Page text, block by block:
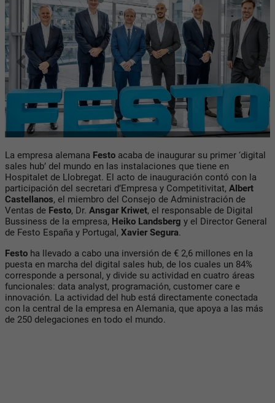
La empresa alemana Festo acaba de inaugurar su primer ‘digital
sales hub’ del mundo en las instalaciones que tiene en
Hospitalet de Llobregat. El acto de inauguración contó con la
participación del secretari d’Empresa y Competitivitat, Albert
Castellanos, el miembro del Consejo de Administración de
Ventas de Festo, Dr. Ansgar Kriwet, el responsable de Digital
Bussiness de la empresa, Heiko Landsberg y el Director General
de Festo España y Portugal, Xavier Segura.
Festo ha llevado a cabo una inversión de € 2,6 millones en la
puesta en marcha del digital sales hub, de los cuales un 84%
corresponde a personal, y divide su actividad en cuatro áreas
funcionales: data analyst, programación, customer care e
innovación. La actividad del hub está directamente conectada
con la central de la empresa en Alemania, que apoya a las más
de 250 delegaciones en todo el mundo.